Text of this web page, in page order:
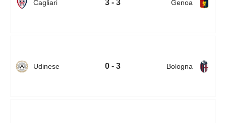
Cagliari 3 - 3 Genoa
Udinese 0 - 3 Bologna